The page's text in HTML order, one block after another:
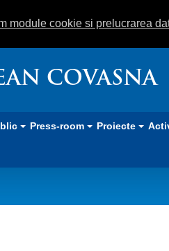
module cookie si prelucrarea
COVASNA
Press-room Proiecte